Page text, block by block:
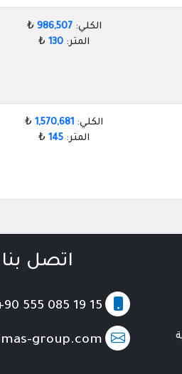
الكلي: 986,507
₺
المتر: 130
₺
الكلي: 1,570,681
₺
المتر: 145
₺
اتصل بنا
555 085 19 15
group.com